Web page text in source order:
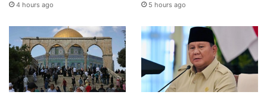
4 hours ago 5 hours ago